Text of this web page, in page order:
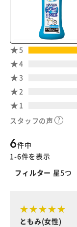
5
4
3
2
1
スタッフの声
6件中
1-6件を表示
フィルター 星5つ
ともみ(女性)